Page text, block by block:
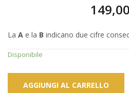
149,00
La A e la B indicano due cifre
Disponibile
AGGIUNGI AL CARRELLO